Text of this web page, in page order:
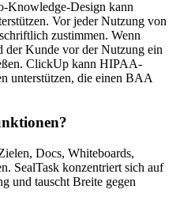
Knowledge-Design kann
Vor jeder Nutzung von
zustimmen. Wenn
der Kunde vor der Nutzung ein
ClickUp kann HIPAA-
unterstützen, die einen BAA
Docs, Whiteboards,
SealTask konzentriert sich auf
und tauscht Breite gegen